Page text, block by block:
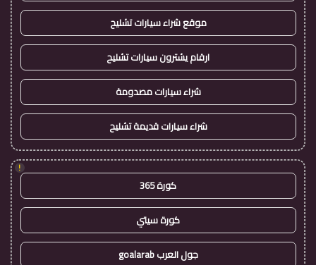
موقع شراء سيارات تشليح
ارقام يشترون سيارات تشليح
شراء سيارات مصدومة
شراء سيارات قديمة تشليح
!
كورة 365
كورة سيتي
جول العرب goalarab